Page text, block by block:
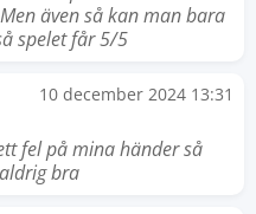
även så kan man bara
spelet får 5/5
10 december 2024 13:31
fel på mina händer så
bra